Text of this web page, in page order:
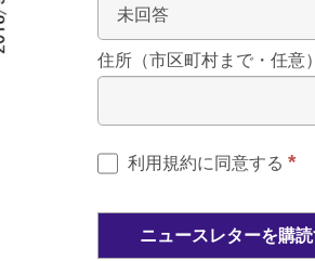
住所（市区町村まで・任意）
利用規約に同意する *